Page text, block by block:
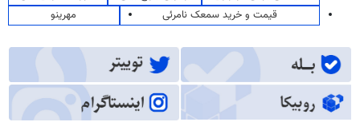
قیمت و خرید سمعک نامرئی
مهرینو